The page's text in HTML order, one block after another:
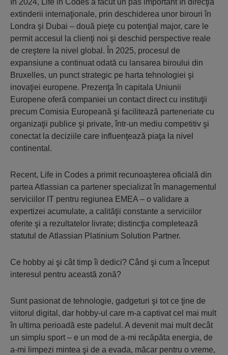
În 2024, Life in Codes a făcut un pas important în direcţia
extinderii internaţionale, prin deschiderea unor birouri în
Londra şi Dubai – două pieţe cu potenţial major, care le
permit accesul la clienţi noi şi deschid perspective reale
de creştere la nivel global. În 2025, procesul de
expansiune a continuat odată cu lansarea biroului din
Bruxelles, un punct strategic pe harta tehnologiei şi
inovaţiei europene. Prezenţa în capitala Uniunii
Europene oferă companiei un contact direct cu instituţii
precum Comisia Europeană şi facilitează parteneriate cu
organizaţii publice şi private, într-un mediu competitiv şi
conectat la deciziile care influenţează piaţa la nivel
continental.
Recent, Life in Codes a primit recunoaşterea oficială din
partea Atlassian ca partener specializat în managementul
serviciilor IT pentru regiunea EMEA – o validare a
expertizei acumulate, a calităţii constante a serviciilor
oferite şi a rezultatelor livrate; distincţia completează
statutul de Atlassian Platinium Solution Partner.
Ce hobby ai şi cât timp îi dedici? Când şi cum a început
interesul pentru această zonă?
Sunt pasionat de tehnologie, gadgeturi şi tot ce ţine de
viitorul digital, dar hobby-ul care m-a captivat cel mai mult
în ultima perioadă este padelul. A devenit mai mult decât
un simplu sport – e un mod de a-mi recăpăta energia, de
a-mi limpezi mintea şi de a evada, măcar pentru o vreme,